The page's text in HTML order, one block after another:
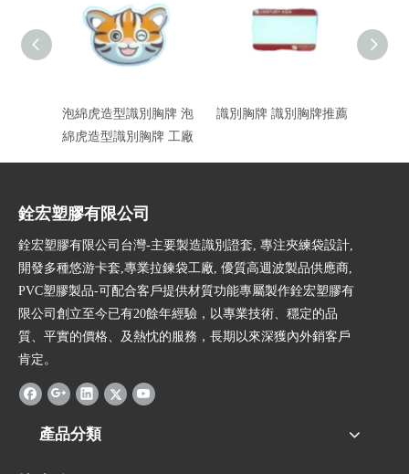
泡綿虎造型識別胸牌 泡
綿虎造型識別胸牌 工廠
識別胸牌 識別胸牌推薦
銓宏塑膠有限公司
銓宏塑膠有限公司台灣-主要製造識別證套, 專注夾練袋設計,
開發多種悠游卡套,專業拉鍊袋工廠, 優質高週波製品供應商,
PVC塑膠製品-可配合客戶提供材質功能專屬製作銓宏塑膠有
限公司創立至今已有20餘年經驗，以專業技術、穩定的品
質、平實的價格、及熱忱的服務，長期以來深獲內外銷客戶
肯定。
產品分類